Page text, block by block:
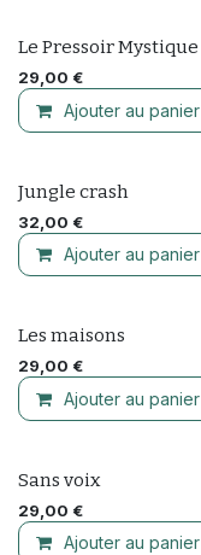
Le Pressoir Mystique
29,00 €
Ajouter au panier
Jungle crash
32,00 €
Ajouter au panier
Les maisons
29,00 €
Ajouter au panier
Sans voix
29,00 €
Ajouter au panier